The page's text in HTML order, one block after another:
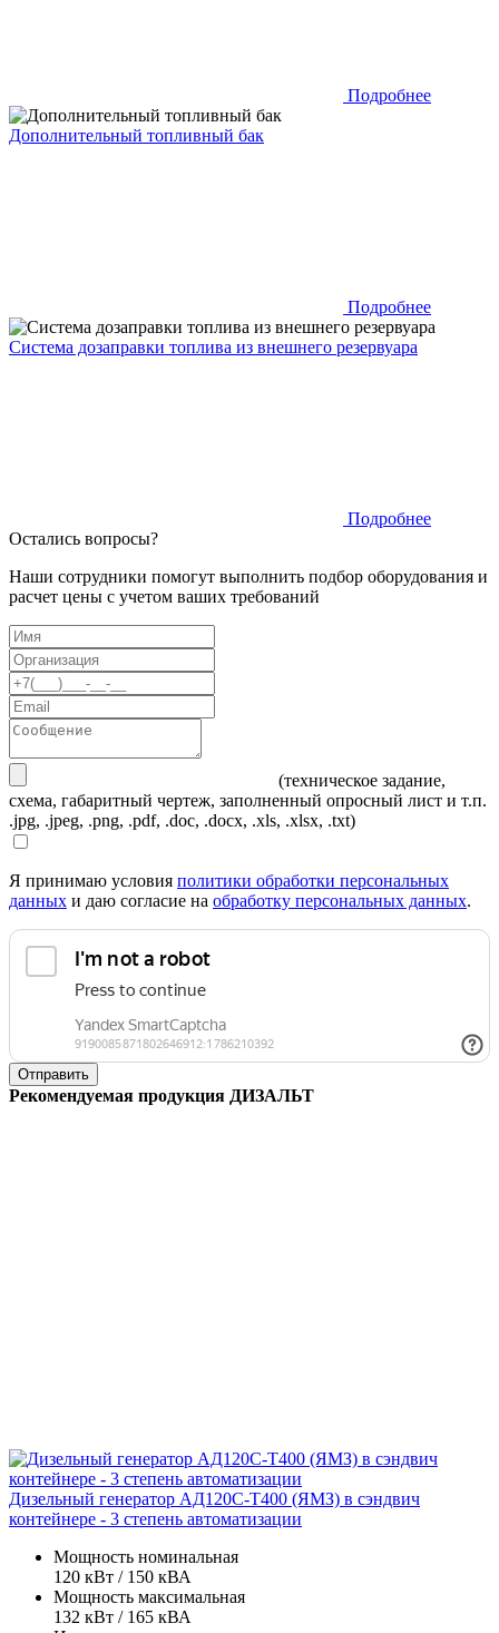
Подробнее
Дополнительный топливный бак
Подробнее
Система дозаправки топлива из внешнего резервуара
Подробнее
Остались вопросы?
Наши сотрудники помогут выполнить подбор оборудования и
расчет цены с учетом ваших требований
(техническое задание,
схема, габаритный чертеж, заполненный опросный лист и т.п.
.jpg, .jpeg, .png, .pdf, .doc, .docx, .xls, .xlsx, .txt)
Я принимаю условия политики обработки персональных
данных и даю согласие на обработку персональных данных.
Отправить
Рекомендуемая продукция ДИЗАЛЬТ
Дизельный генератор АД120С-Т400 (ЯМЗ) в сэндвич
контейнере - 3 степень автоматизации
Мощность номинальная
120 кВт / 150 кВА
Мощность максимальная
132 кВт / 165 кВА